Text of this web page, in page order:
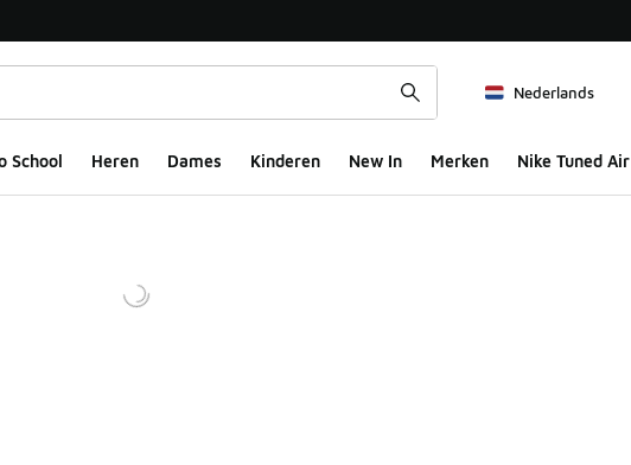
Nederlands
School Heren Dames Kinderen New In Merken Nike Tuned Air